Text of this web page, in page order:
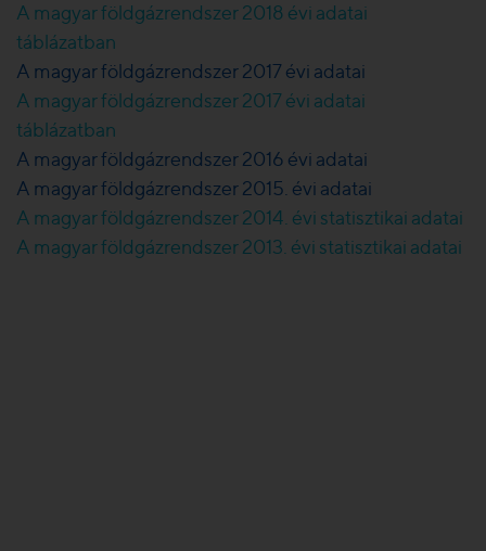
A magyar földgázrendszer 2018 évi adatai
táblázatban
A magyar földgázrendszer 2017 évi adatai
A magyar földgázrendszer 2017 évi adatai
táblázatban
A magyar földgázrendszer 2016 évi adatai
A magyar földgázrendszer 2015. évi adatai
A magyar földgázrendszer 2014. évi statisztikai adatai
A magyar földgázrendszer 2013. évi statisztikai adatai